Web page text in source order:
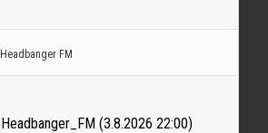
Headbanger FM
Headbanger_FM (3.8.2026 22:00)